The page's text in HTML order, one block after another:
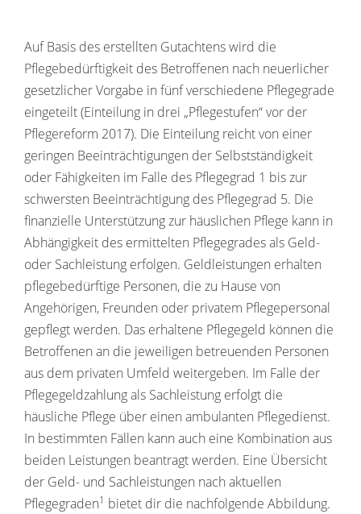
Auf Basis des erstellten Gutachtens wird die
Pflegebedürftigkeit des Betroffenen nach neuerlicher
gesetzlicher Vorgabe in fünf verschiedene Pflegegrade
eingeteilt (Einteilung in drei „Pflegestufen“ vor der
Pflegereform 2017). Die Einteilung reicht von einer
geringen Beeinträchtigungen der Selbstständigkeit
oder Fähigkeiten im Falle des Pflegegrad 1 bis zur
schwersten Beeinträchtigung des Pflegegrad 5. Die
finanzielle Unterstützung zur häuslichen Pflege kann in
Abhängigkeit des ermittelten Pflegegrades als Geld-
oder Sachleistung erfolgen. Geldleistungen erhalten
pflegebedürftige Personen, die zu Hause von
Angehörigen, Freunden oder privatem Pflegepersonal
gepflegt werden. Das erhaltene Pflegegeld können die
Betroffenen an die jeweiligen betreuenden Personen
aus dem privaten Umfeld weitergeben. Im Falle der
Pflegegeldzahlung als Sachleistung erfolgt die
häusliche Pflege über einen ambulanten Pflegedienst.
In bestimmten Fällen kann auch eine Kombination aus
beiden Leistungen beantragt werden. Eine Übersicht
der Geld- und Sachleistungen nach aktuellen
Pflegegraden1 bietet dir die nachfolgende Abbildung.